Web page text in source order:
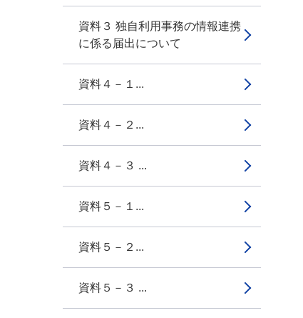
資料３ 独自利用事務の情報連携
に係る届出について
資料４－１...
資料４－２...
資料４－３ ...
資料５－１...
資料５－２...
資料５－３ ...